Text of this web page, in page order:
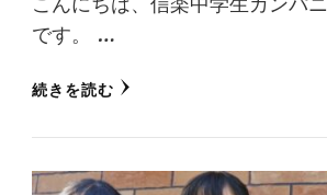
です。 …
続きを読む